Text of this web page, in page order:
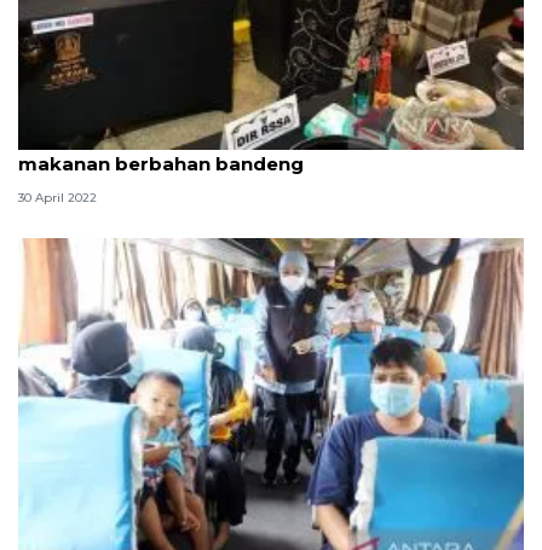
Khofifah tak sangka pejabat pria jago memasak
makanan berbahan bandeng
30 April 2022